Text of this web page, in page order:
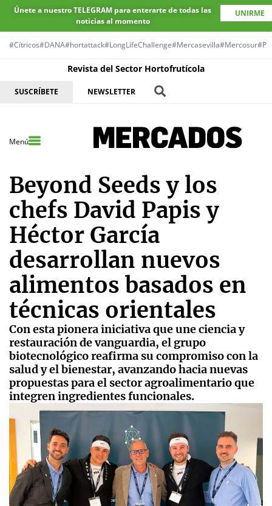
Únete a nuestro TELEGRAM para enterarte de todas las
noticias al momento
UNIRME
#Cítricos#DANA#hortattack#LongLifeChallenge#Mercasevilla#Mercosur
Revista del Sector Hortofrutícola
SUSCRÍBETE NEWSLETTER
Menú
Beyond Seeds y los
chefs David Papis y
Héctor García
desarrollan nuevos
alimentos basados en
técnicas orientales
Con esta pionera iniciativa que une ciencia y
restauración de vanguardia, el grupo
biotecnológico reafirma su compromiso con la
salud y el bienestar, avanzando hacia nuevas
propuestas para el sector agroalimentario que
integren ingredientes funcionales.